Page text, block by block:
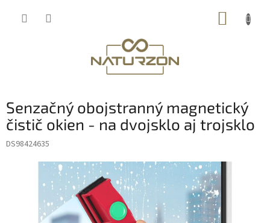
Senzačný obojstranný magnetický
čistič okien - na dvojsklo aj trojsklo
DS98424635